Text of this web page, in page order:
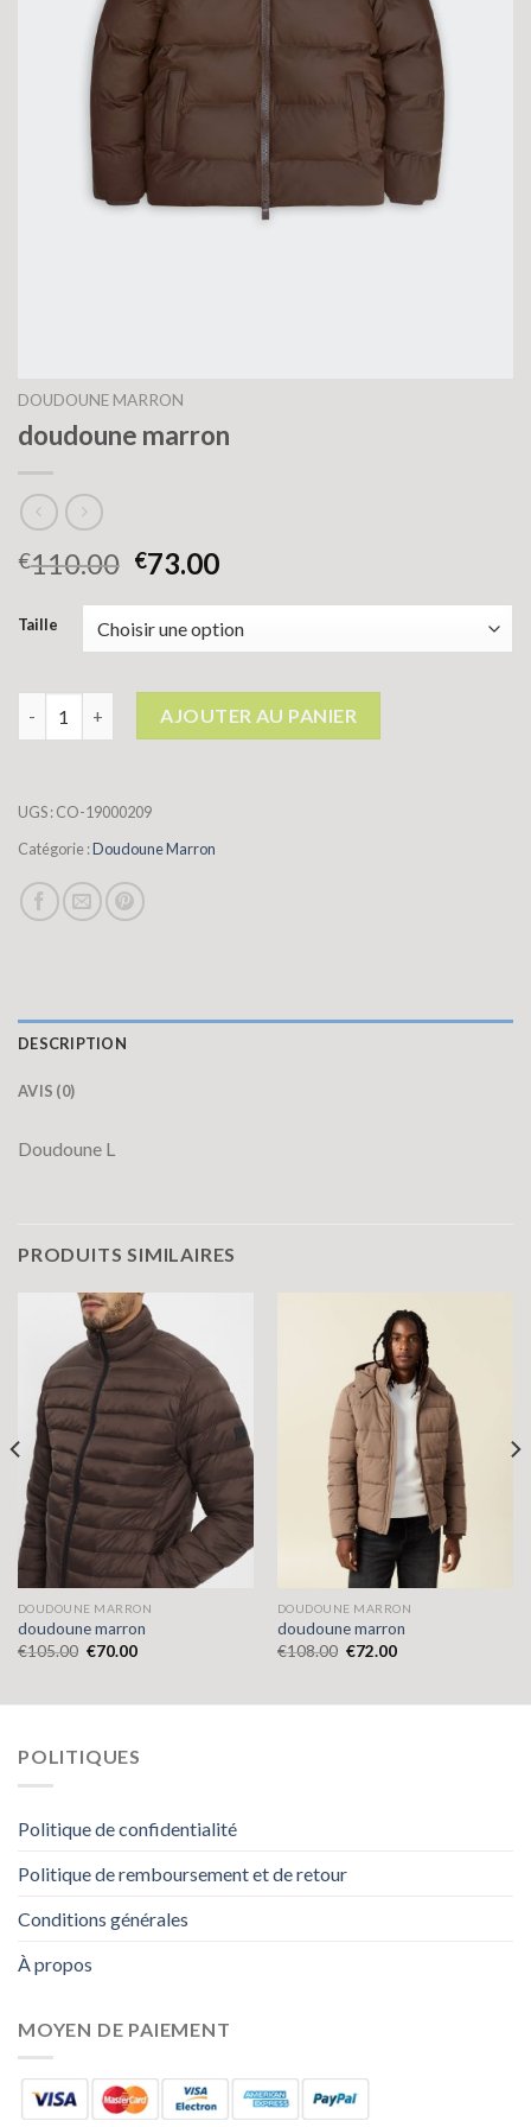
DOUDOUNE MARRON
doudoune marron
€110.00 €73.00
Taille
quantité de doudoune marron
AJOUTER AU PANIER
UGS :CO-19000209
Catégorie :Doudoune Marron
DESCRIPTION
AVIS (0)
Doudoune L
PRODUITS SIMILAIRES
DOUDOUNE MARRON
doudoune marron
€105.00 €70.00
DOUDOUNE MARRON
doudoune marron
€108.00 €72.00
POLITIQUES
Politique de confidentialité
Politique de remboursement et de retour
Conditions générales
À propos
MOYEN DE PAIEMENT